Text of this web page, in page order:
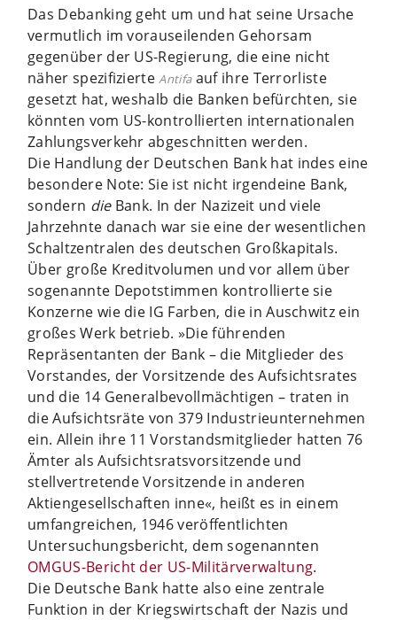
Das Debanking geht um und hat seine Ursache
vermutlich im vorauseilenden Gehorsam
gegenüber der US-Regierung, die eine nicht
näher spezifizierteAntifaauf ihre Terrorliste
gesetzt hat, weshalb die Banken befürchten, sie
könnten vom US-kontrollierten internationalen
Zahlungsverkehr abgeschnitten werden.
Die Handlung der Deutschen Bank hat indes eine
besondere Note: Sie ist nicht irgendeine Bank,
sondern dieBank. In der Nazizeit und viele
Jahrzehnte danach war sie eine der wesentlichen
Schaltzentralen des deutschen Großkapitals.
Über große Kreditvolumen und vor allem über
sogenannte Depotstimmen kontrollierte sie
Konzerne wie die IG Farben, die in Auschwitz ein
großes Werk betrieb. »Die führenden
Repräsentanten der Bank – die Mitglieder des
Vorstandes, der Vorsitzende des Aufsichtsrates
und die 14 Generalbevollmächtigen – traten in
die Aufsichtsräte von 379 Industrieunternehmen
ein. Allein ihre 11 Vorstandsmitglieder hatten 76
Ämter als Aufsichtsratsvorsitzende und
stellvertretende Vorsitzende in anderen
Aktiengesellschaften inne«, heißt es in einem
umfangreichen, 1946 veröffentlichten
Untersuchungsbericht, dem sogenannten
OMGUS-Bericht der US-Militärverwaltung.
Die Deutsche Bank hatte also eine zentrale
Funktion in der Kriegswirtschaft der Nazis und